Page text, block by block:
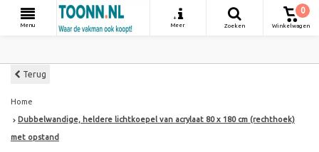
Menu
+
Meer
Zoeken
0
Winkelwagen
Terug
Home
Dubbelwandige, heldere lichtkoepel van acrylaat 80 x 180 cm (rechthoek)
met opstand